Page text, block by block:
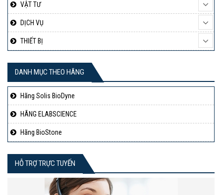
VẬT TƯ
DỊCH VỤ
THIẾT BỊ
DANH MỤC THEO HÃNG
Hãng Solis BioDyne
HÃNG ELABSCIENCE
Hãng BioStone
HỖ TRỢ TRỰC TUYẾN